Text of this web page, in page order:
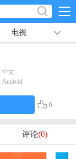
电视 排行榜
中文
Android
6
评论(0)